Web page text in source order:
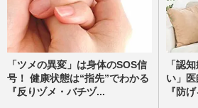
「ツメの異変」は身体のSOS信
号！ 健康状態は“指先”でわかる
『反りヅメ・バチヅ...
「認
い」
『防